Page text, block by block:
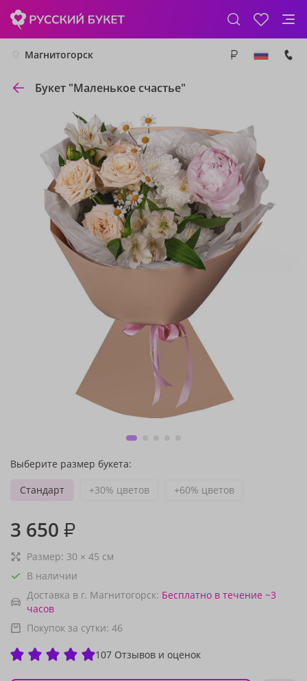
Магнитогорск
Букет "Маленькое счастье"
Выберите размер букета:
Стандарт
+30% цветов +60% цветов
3 650 ₽
Размер: 30 × 45 см
В наличии
Доставка в г. Магнитогорск: Бесплатно в течение ~3
часов
Покупок за сутки: 46
107 Отзывов и оценок